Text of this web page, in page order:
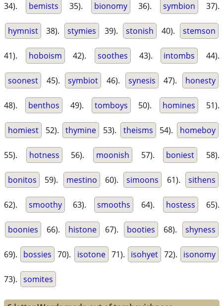
34). bemists 35). bionomy 36). symbion 37).
hymnist 38). stymies 39). stonish 40). stemson
41). hoboism 42). soothes 43). intombs 44).
soonest 45). symbiot 46). synesis 47). honesty
48). benthos 49). tomboys 50). homines 51).
homiest 52). thymine 53). theisms 54). homeboy
55). hotness 56). moonish 57). boniest 58).
bonitos 59). mestino 60). simoons 61). sithens
62). smoothy 63). smooths 64). hostess 65).
boonies 66). histone 67). booties 68). shyness
69). bossies 70). isotone 71). isohyet 72). isonomy
73). somites